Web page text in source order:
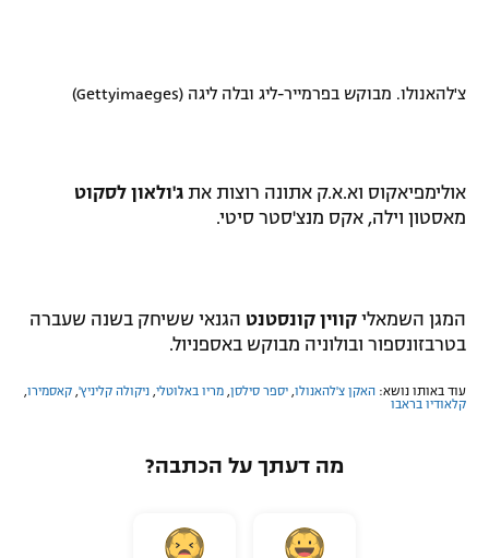
צ'להאנולו. מבוקש בפרמייר-ליג ובלה ליגה (Gettyimaeges)
אולימפיאקוס וא.א.ק אתונה רוצות את ג'ולאון לסקוט
מאסטון וילה, אקס מנצ'סטר סיטי.
המגן השמאלי קווין קונסטנט הגנאי ששיחק בשנה שעברה
בטרבזונספור ובולוניה מבוקש באספניול.
עוד באותו נושא: האקן צ'להאנולו יספר סילסן מריו באלוטלי ניקולה קליניץ' קאסמירו
קלאודיו בראבו
מה דעתך על הכתבה?